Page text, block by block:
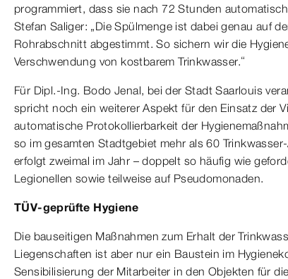
programmiert, dass sie nach 72 Stunden
Stefan Saliger: „Die Spülmenge ist dabei genau auf
Rohrabschnitt abgestimmt. So sichern wir die
Verschwendung von kostbarem Trinkwasser.“
Für Dipl.-Ing. Bodo Jenal, bei der Stadt Saarlouis
spricht noch ein weiterer Aspekt für den Einsatz der
automatische Protokollierbarkeit der
so im gesamten Stadtgebiet mehr als 60
erfolgt zweimal im Jahr – doppelt so häufig wie
Legionellen sowie teilweise auf Pseudomonaden.
TÜV-geprüfte Hygiene
Die bauseitigen Maßnahmen zum Erhalt der
Liegenschaften ist aber nur ein Baustein im
Sensibilisierung der Mitarbeiter in den Objekten für